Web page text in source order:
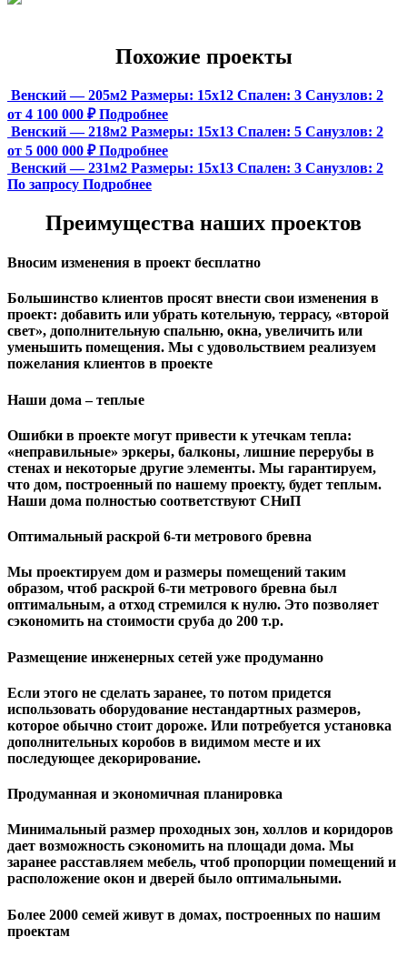
Похожие проекты
Венский — 205м2 Размеры: 15х12 Спален: 3 Санузлов: 2
от 4 100 000 ₽ Подробнее
Венский — 218м2 Размеры: 15х13 Спален: 5 Санузлов: 2
от 5 000 000 ₽ Подробнее
Венский — 231м2 Размеры: 15х13 Спален: 3 Санузлов: 2
По запросу Подробнее
Преимущества наших проектов
Вносим изменения в проект бесплатно
Большинство клиентов просят внести свои изменения в
проект: добавить или убрать котельную, террасу, «второй
свет», дополнительную спальню, окна, увеличить или
уменьшить помещения. Мы с удовольствием реализуем
пожелания клиентов в проекте
Наши дома – теплые
Ошибки в проекте могут привести к утечкам тепла:
«неправильные» эркеры, балконы, лишние перерубы в
стенах и некоторые другие элементы. Мы гарантируем,
чтo дом, построенный по нашему проекту, будет теплым.
Наши дома полностью соответствуют СНиП
Оптимальный раскрой 6-ти метрового бревна
Мы проектируем дом и размеры помещений таким
образом, чтоб раскрой 6-ти метрового бревна был
оптимальным, а отход стремился к нулю. Это позволяет
сэкономить на стоимости сруба до 200 т.р.
Размещение инженерных сетей уже продуманно
Если этого не сделать заранее, то потом придется
использовать оборудование нестандартных размеров,
которое обычно стоит дороже. Или потребуется установка
дополнительных коробов в видимом месте и их
последующее декорирование.
Продуманная и экономичная планировка
Минимальный размер проходных зон, холлов и коридоров
дает возможность сэкономить на площади дома. Мы
заранее расставляем мебель, чтоб пропорции помещений и
расположение окон и дверей было оптимальными.
Более 2000 семей живут в домах, построенных по нашим
проектам